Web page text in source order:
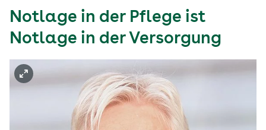
Notlage in der Pflege ist
Notlage in der Versorgung